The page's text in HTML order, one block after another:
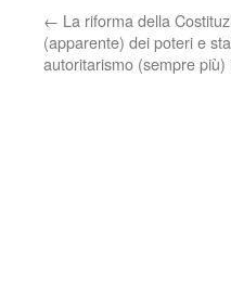
← La riforma della
(apparente) dei poteri e
autoritarismo (sempre più)